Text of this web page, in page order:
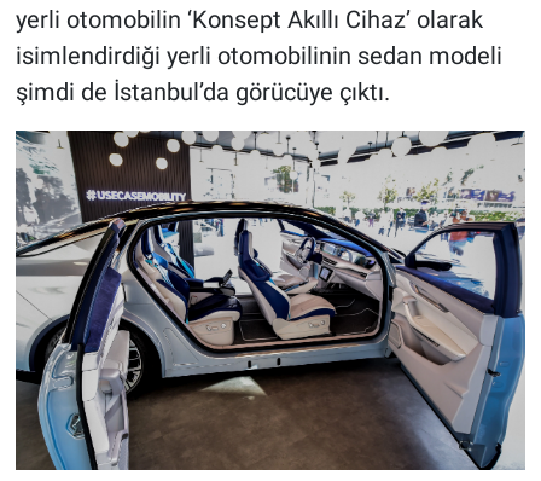
yerli otomobilin ‘Konsept Akıllı Cihaz’ olarak
isimlendirdiği yerli otomobilinin sedan modeli
şimdi de İstanbul’da görücüye çıktı.